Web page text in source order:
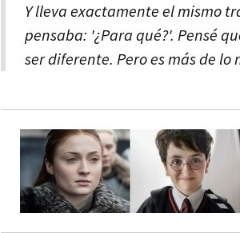
Y lleva exactamente el mismo
pensaba: '¿Para qué?'. Pensé
ser diferente. Pero es más de lo